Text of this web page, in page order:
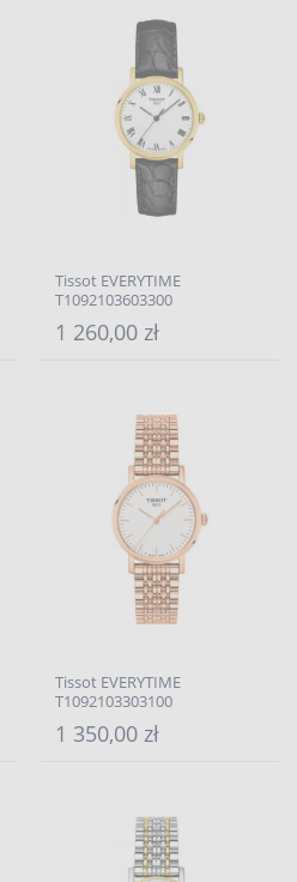
Tissot EVERYTIME
T1092103603300
1 260,00 zł
Tissot EVERYTIME
T1092103303100
1 350,00 zł